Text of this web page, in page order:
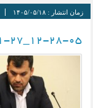
زمان انتشار : ۱۴۰۵/۰۵/۱۸
27_12-28-05